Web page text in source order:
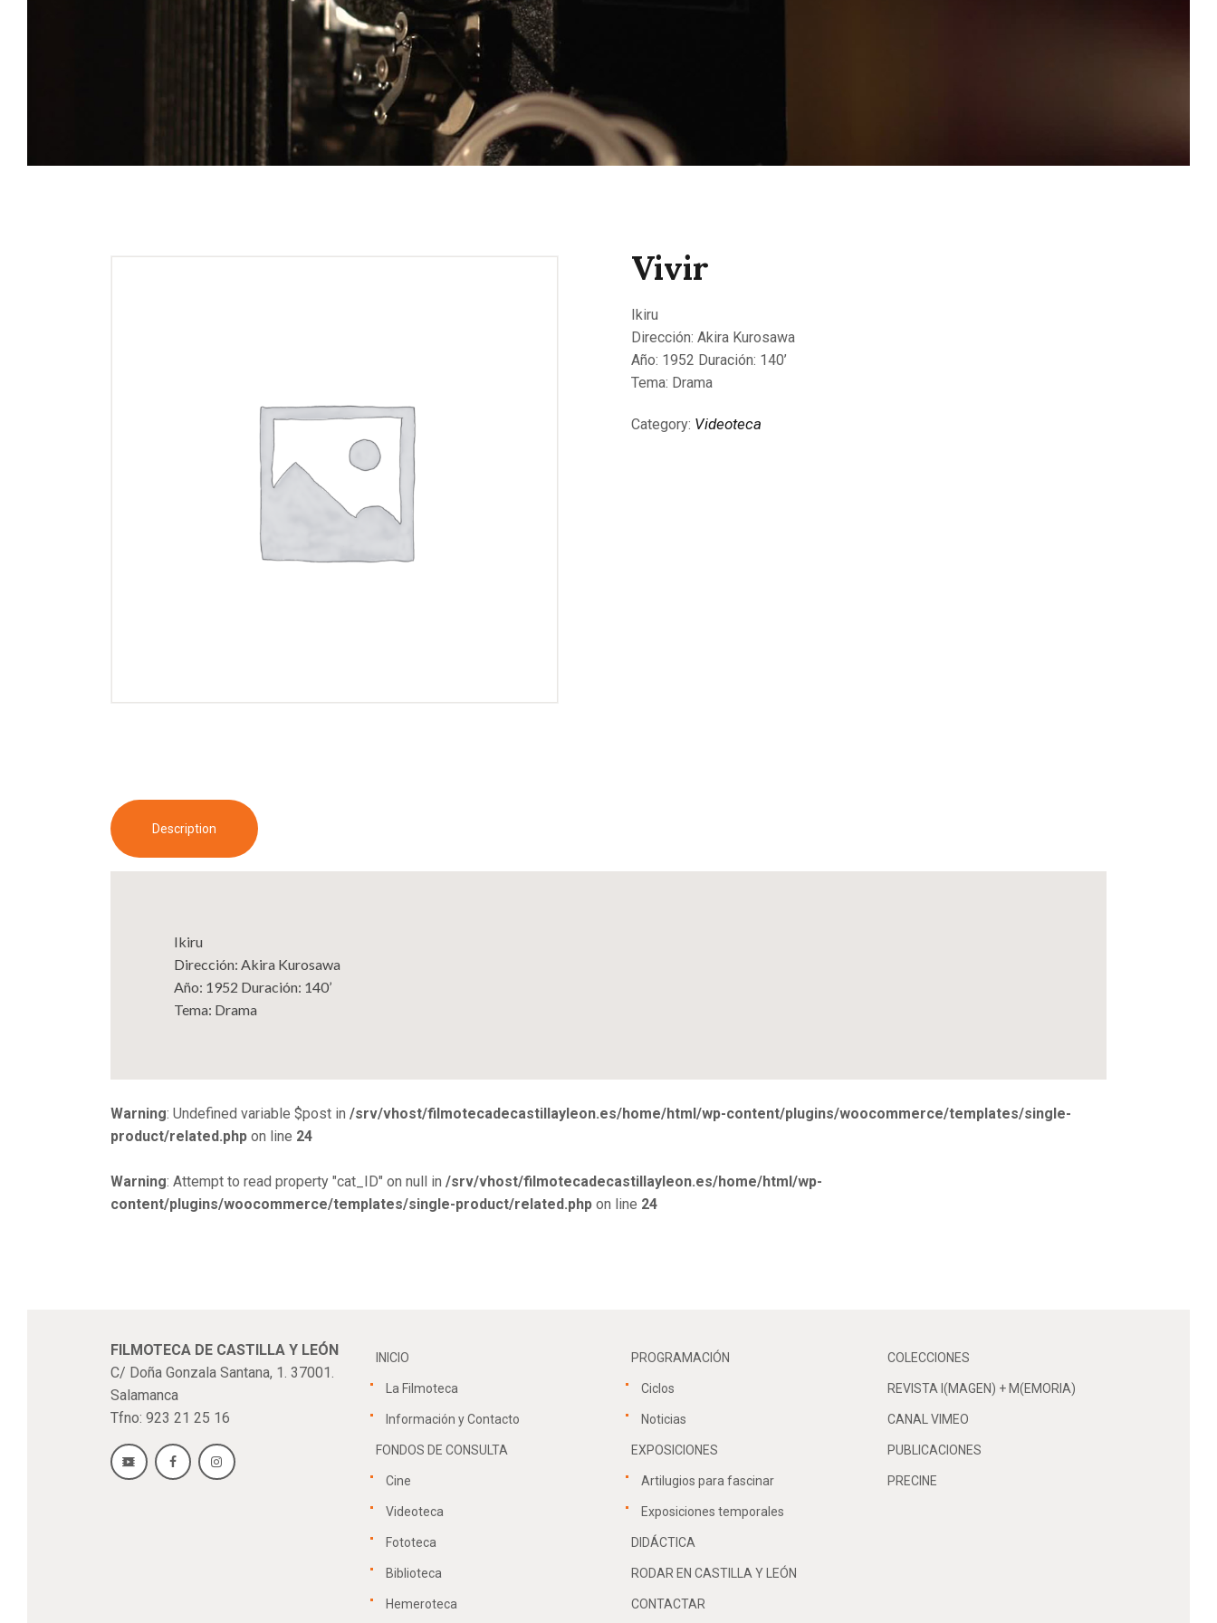
CONTACTAR
Vivir
Ikiru
Dirección: Akira Kurosawa
Año: 1952 Duración: 140’
Tema: Drama
Category: Videoteca
Description
Ikiru
Dirección: Akira Kurosawa
Año: 1952 Duración: 140’
Tema: Drama
Warning: Undefined variable $post in /srv/vhost/filmotecadecastillayleon.es/home/html/wp-content/plugins/woocommerce/templates/single-
product/related.php on line 24
Warning: Attempt to read property "cat_ID" on null in /srv/vhost/filmotecadecastillayleon.es/home/html/wp-
content/plugins/woocommerce/templates/single-product/related.php on line 24
FILMOTECA DE CASTILLA Y LEÓN
C/ Doña Gonzala Santana, 1. 37001.
Salamanca
Tfno: 923 21 25 16
INICIO
La Filmoteca
Información y Contacto
FONDOS DE CONSULTA
Cine
Videoteca
Fototeca
Biblioteca
Hemeroteca
PROGRAMACIÓN
Ciclos
Noticias
EXPOSICIONES
Artilugios para fascinar
Exposiciones temporales
DIDÁCTICA
RODAR EN CASTILLA Y LEÓN
CONTACTAR
COLECCIONES
REVISTA I(MAGEN) + M(EMORIA)
CANAL VIMEO
PUBLICACIONES
PRECINE